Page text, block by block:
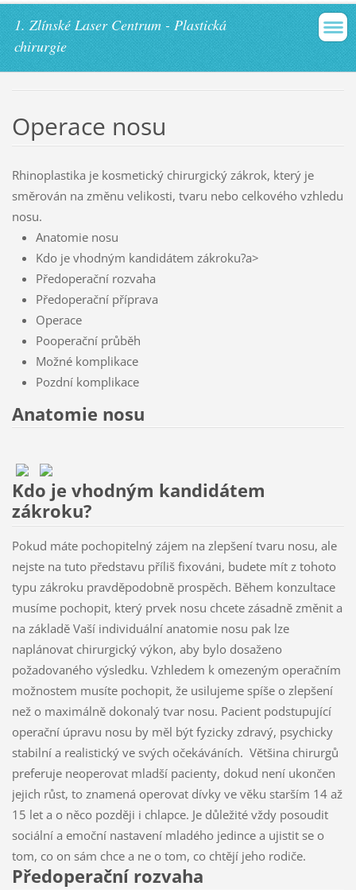
1. Zlínské Laser Centrum - Plastická
chirurgie
Operace nosu
Rhinoplastika je kosmetický chirurgický zákrok, který je
směrován na změnu velikosti, tvaru nebo celkového vzhledu
nosu.
Anatomie nosu
Kdo je vhodným kandidátem zákroku?a>
Předoperační rozvaha
Předoperační příprava
Operace
Pooperační průběh
Možné komplikace
Pozdní komplikace
Anatomie nosu
Kdo je vhodným kandidátem
zákroku?
Pokud máte pochopitelný zájem na zlepšení tvaru nosu, ale
nejste na tuto představu příliš fixováni, budete mít z tohoto
typu zákroku pravděpodobně prospěch. Během konzultace
musíme pochopit, který prvek nosu chcete zásadně změnit a
na základě Vaší individuální anatomie nosu pak lze
naplánovat chirurgický výkon, aby bylo dosaženo
požadovaného výsledku. Vzhledem k omezeným operačním
možnostem musíte pochopit, že usilujeme spíše o zlepšení
než o maximálně dokonalý tvar nosu. Pacient podstupující
operační úpravu nosu by měl být fyzicky zdravý, psychicky
stabilní a realistický ve svých očekáváních. Většina chirurgů
preferuje neoperovat mladší pacienty, dokud není ukončen
jejich růst, to znamená operovat dívky ve věku starším 14 až
15 let a o něco později i chlapce. Je důležité vždy posoudit
sociální a emoční nastavení mladého jedince a ujistit se o
tom, co on sám chce a ne o tom, co chtějí jeho rodiče.
Předoperační rozvaha